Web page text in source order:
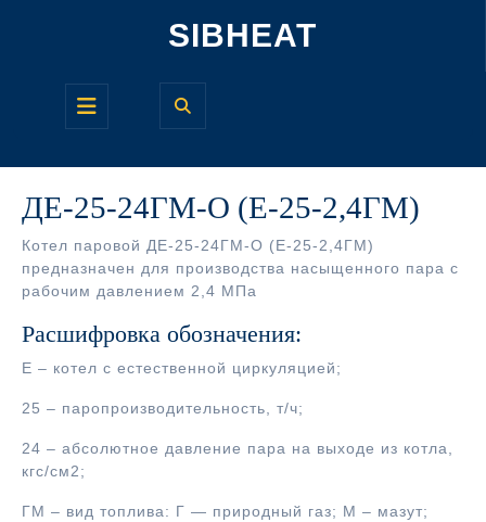
SIBHEAT
Кнопка
ДЕ-25-24ГМ-О (Е-25-2,4ГМ)
Котел паровой ДЕ-25-24ГМ-О (Е-25-2,4ГМ)
предназначен для производства насыщенного пара с
рабочим давлением 2,4 МПа
Расшифровка обозначения:
Е – котел с естественной циркуляцией;
25 – паропроизводительность, т/ч;
24 – абсолютное давление пара на выходе из котла,
кгс/см2;
ГМ – вид топлива: Г — природный газ; М – мазут;